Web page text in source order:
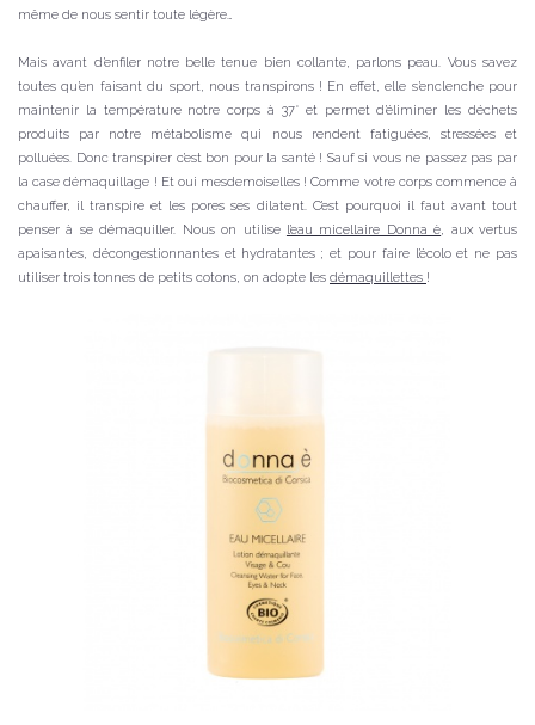
même de nous sentir toute légère…
Mais avant d’enfiler notre belle tenue bien collante, parlons peau. Vous savez
toutes qu’en faisant du sport, nous transpirons ! En effet, elle s’enclenche pour
maintenir la température notre corps à 37° et permet d’éliminer les déchets
produits par notre métabolisme qui nous rendent fatiguées, stressées et
polluées. Donc transpirer c’est bon pour la santé ! Sauf si vous ne passez pas par
la case démaquillage ! Et oui mesdemoiselles ! Comme votre corps commence à
chauffer, il transpire et les pores ses dilatent. C’est pourquoi il faut avant tout
penser à se démaquiller. Nous on utilise l’eau micellaire Donna è, aux vertus
apaisantes, décongestionnantes et hydratantes ; et pour faire l’écolo et ne pas
utiliser trois tonnes de petits cotons, on adopte les démaquillettes !